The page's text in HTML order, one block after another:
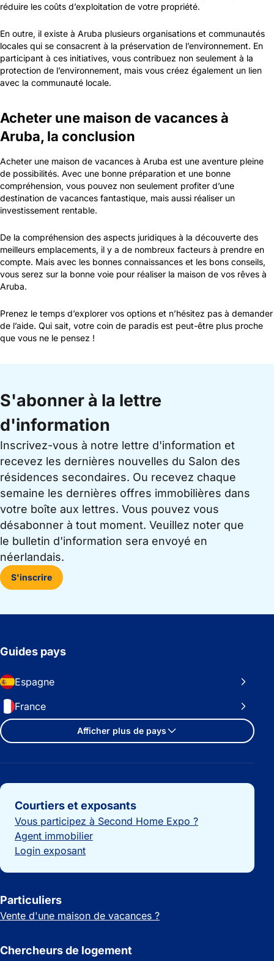
réduire les coûts d’exploitation de votre propriété.
En outre, il existe à Aruba plusieurs organisations et communautés
locales qui se consacrent à la préservation de l’environnement. En
participant à ces initiatives, vous contribuez non seulement à la
protection de l’environnement, mais vous créez également un lien
avec la communauté locale.
Acheter une maison de vacances à
Aruba, la conclusion
Acheter une maison de vacances à Aruba est une aventure pleine
de possibilités. Avec une bonne préparation et une bonne
compréhension, vous pouvez non seulement profiter d’une
destination de vacances fantastique, mais aussi réaliser un
investissement rentable.
De la compréhension des aspects juridiques à la découverte des
meilleurs emplacements, il y a de nombreux facteurs à prendre en
compte. Mais avec les bonnes connaissances et les bons conseils,
vous serez sur la bonne voie pour réaliser la maison de vos rêves à
Aruba.
Prenez le temps d’explorer vos options et n’hésitez pas à demander
de l’aide. Qui sait, votre coin de paradis est peut-être plus proche
que vous ne le pensez !
S'abonner à la lettre
d'information
Inscrivez-vous à notre lettre d'information et
recevez les dernières nouvelles du Salon des
résidences secondaires. Ou recevez chaque
semaine les dernières offres immobilières dans
votre boîte aux lettres. Vous pouvez vous
désabonner à tout moment. Veuillez noter que
le bulletin d'information sera envoyé en
néerlandais.
S'inscrire
Guides pays
Espagne
France
Afficher plus de pays
Liens importants
Courtiers et exposants
Vous participez à Second Home Expo ?
Agent immobilier
Login exposant
Particuliers
Vente d'une maison de vacances ?
Chercheurs de logement